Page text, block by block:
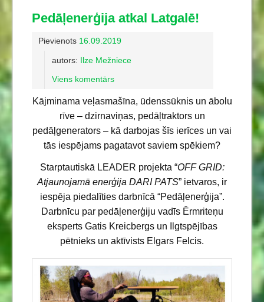
Pedāļenerģija atkal Latgalē!
Pievienots 16.09.2019
autors: Ilze Mežniece
Viens komentārs
Kājminama veļasmašīna, ūdenssūknis un ābolu
rīve – dzirnaviņas, pedāļtraktors un
pedāļgenerators – kā darbojas šīs ierīces un vai
tās iespējams pagatavot saviem spēkiem?
Starptautiskā LEADER projekta “OFF GRID:
Atjaunojamā enerģija DARI PATS” ietvaros, ir
iespēja piedalīties darbnīcā “Pedāļenerģija”.
Darbnīcu par pedāļenerģiju vadīs Ērmriteņu
eksperts Gatis Kreicbergs un Ilgtspējības
pētnieks un aktīvists Elgars Felcis.